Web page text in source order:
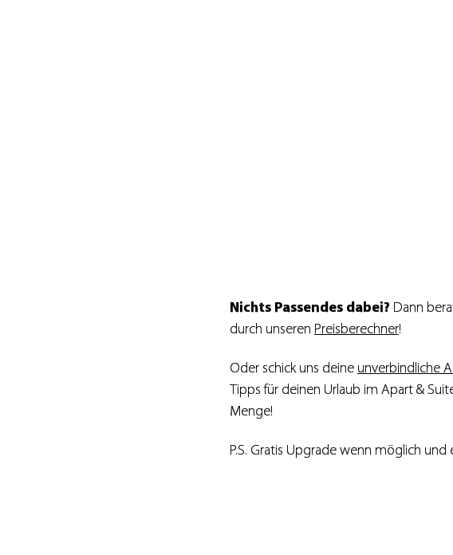
Nichts Passendes dabei? Dann
durch unseren Preisberechner!
Oder schick uns deine unverbindliche
Tipps für deinen Urlaub im Apart &
Menge!
P.S. Gratis Upgrade wenn möglich und